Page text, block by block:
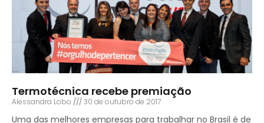
Termotécnica recebe premiação
Alessandra Lobo 30 de outubro de 2017
Uma das melhores empresas para trabalhar no Brasil é de